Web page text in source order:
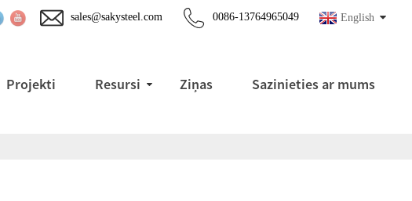
English
0086-13764965049
sales@sakysteel.com
Projekti Resursi Ziņas Sazinieties ar mums